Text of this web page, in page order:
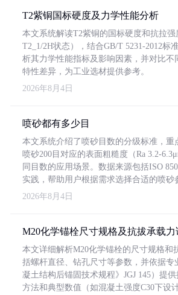
T2紫铜国标硬度及力学性能分析
本文系统解读T2紫铜的国标硬度和抗拉强
T2_1/2H状态），结合GB/T 5231-2012标
析其力学性能指标及影响因素，并对比不
特性差异，为工业选材提供参考。
2026年8月4日
喷砂都有多少目
本文系统介绍了喷砂目数的分级标准，重
喷砂200目对应的表面粗糙度（Ra 3.2-
同目数的应用场景。数据来源包括ISO
实践，帮助用户根据需求选择合适的喷砂
2026年8月4日
M20化学锚栓尺寸规格及抗拔承载力
本文详细解析M20化学锚栓的尺寸规格和
括螺杆直径、钻孔尺寸等参数，并依据专
凝土结构后锚固技术规程》JGJ 145）提
方法和典型数值（如混凝土强度C30下设